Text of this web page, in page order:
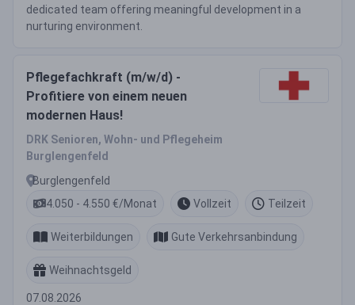
dedicated team offering meaningful development in a
nurturing environment.
Pflegefachkraft (m/w/d) -
Profitiere von einem neuen
modernen Haus!
DRK Senioren, Wohn- und Pflegeheim
Burglengenfeld
Burglengenfeld
4.050 - 4.550 €/Monat
Vollzeit Teilzeit
Weiterbildungen Gute Verkehrsanbindung
Weihnachtsgeld
07.08.2026